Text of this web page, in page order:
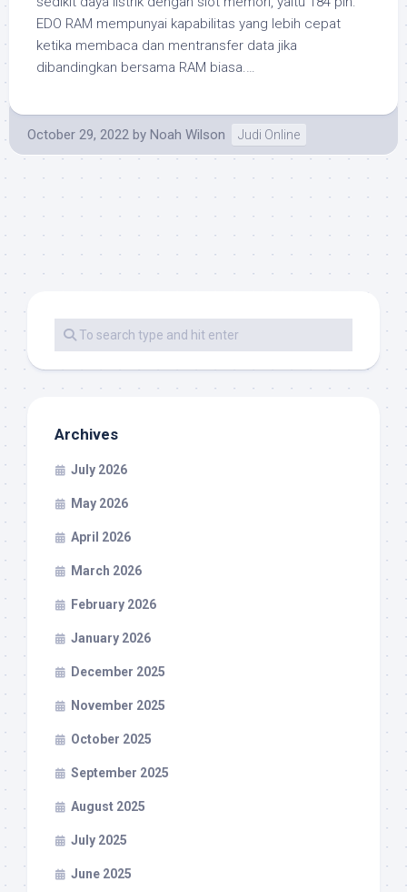
EDO RAM mempunyai kapabilitas yang lebih cepat
ketika membaca dan mentransfer data jika
dibandingkan bersama RAM biasa.…
October 29, 2022 by Noah Wilson Judi Online
Archives
July 2026
May 2026
April 2026
March 2026
February 2026
January 2026
December 2025
November 2025
October 2025
September 2025
August 2025
July 2025
June 2025